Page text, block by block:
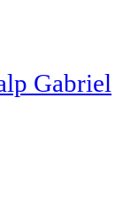
Gabriel